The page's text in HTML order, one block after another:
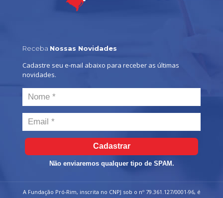
Receba Nossas Novidades
Cadastre seu e-mail abaixo para receber as últimas
novidades.
Cadastrar
Não enviaremos qualquer tipo de SPAM.
A Fundação Pró-Rim, inscrita no CNPJ sob o nº 79.361.127/0001-96, é